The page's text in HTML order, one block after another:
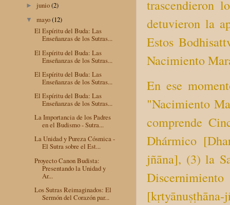
trascendieron
detuvieron la
Estos
Nacimiento
En ese
"Nacimiento
comprende
Dhármico
jñāna], (3) la
[kṛtyānuṣṭhāna-
► junio(2)
▼mayo(12)
El Espíritu del Buda: Las
Enseñanzas de los Sutras...
El Espíritu del Buda: Las
Enseñanzas de los Sutras...
El Espíritu del Buda: Las
Enseñanzas de los Sutras...
El Espíritu del Buda: Las
Enseñanzas de los Sutras...
La Importancia de los Padres
en el Budismo - Sutra...
La Unidad y Pureza Cósmica -
El Sutra sobre el Est...
Proyecto Canon Budista:
Presentando la Unidad y
Ar...
Los Sutras Reimaginados: El
Sermón del Corazón par...